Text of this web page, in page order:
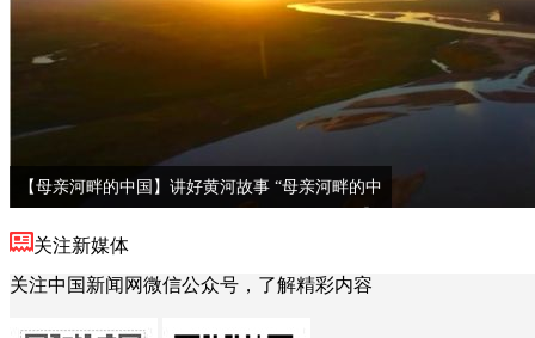
【母亲河畔的中国】讲好黄河故事 “母亲河畔的中
关注新媒体
关注中国新闻网微信公众号，了解精彩内容